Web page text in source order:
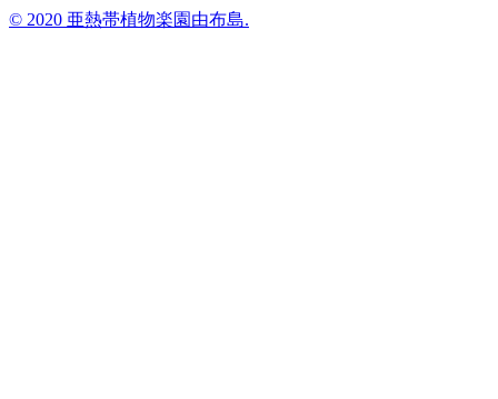
ョ
© 2020 亜熱帯植物楽園由布島.